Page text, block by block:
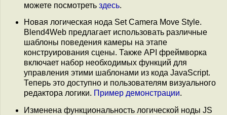
можете посмотреть здесь.
Новая логическая нода Set Camera Move Style.
Blend4Web предлагает использовать различные
шаблоны поведения камеры на этапе
конструирования сцены. Также API фреймворка
включает набор необходимых функций для
управления этими шаблонами из кода JavaScript.
Теперь это доступно и пользователям визуального
редактора логики. Пример демонстрации.
Изменена функциональность логической ноды JS